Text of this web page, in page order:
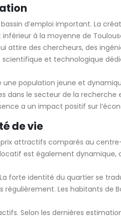
d’emploi important. La
à la moyenne de
attire des chercheurs, des
et technologique
population jeune et
le secteur de la recherche
a un impact positif sur
de vie
attractifs comparés au
est également
forte identité du quartier se
Les habitants
Selon les dernières